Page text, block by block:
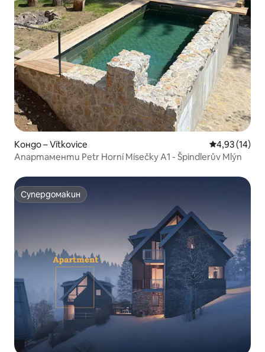
Кондо – Vítkovice Средна
4,93 (14)
Апартаменти Petr Horní Mísečky A1 - Špindlerův Mlýn
Супердомакин
Супердомакин